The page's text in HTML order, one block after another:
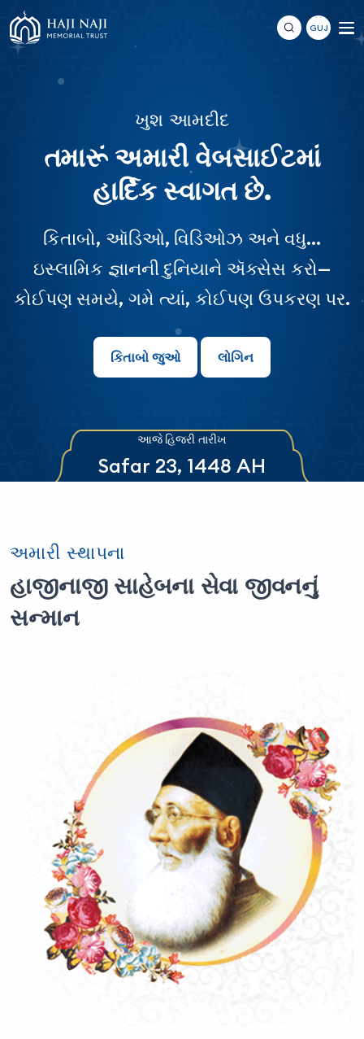
GUJ
ખુશ આમદીદ
તમારૂં અમારી વેબસાઈટમાં
હાર્દિક સ્વાગત છે.
કિતાબો, ઑડિઓ, વિડિઓઝ અને વધુ...
ઇસ્લામિક જ્ઞાનની દુનિયાને ઍક્સેસ કરો—
કોઈપણ સમયે, ગમે ત્યાં, કોઈપણ ઉપકરણ પર.
કિતાબો જુઓ લોગિન
આજે હિજરી તારીખ
Safar 23, 1448 AH
અમારી સ્થાપના
હાજીનાજી સાહેબના સેવા જીવનનું
સન્માન